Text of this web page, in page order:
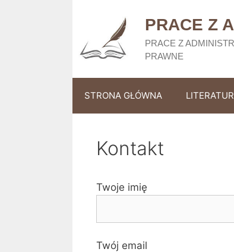
PRACE Z
PRACE Z
PRAWNE
STRONA GŁÓWNA
Kontakt
Twoje imię
Twój email